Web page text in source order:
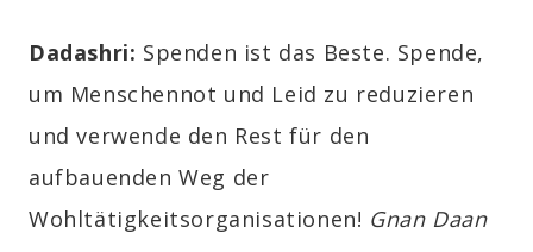
Dadashri: Spenden ist das Beste. Spende,
um Menschennot und Leid zu reduzieren
und verwende den Rest für den
aufbauenden Weg der
Wohltätigkeitsorganisationen! Gnan Daan